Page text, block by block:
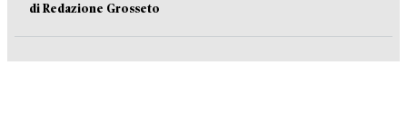
di Redazione Grosseto